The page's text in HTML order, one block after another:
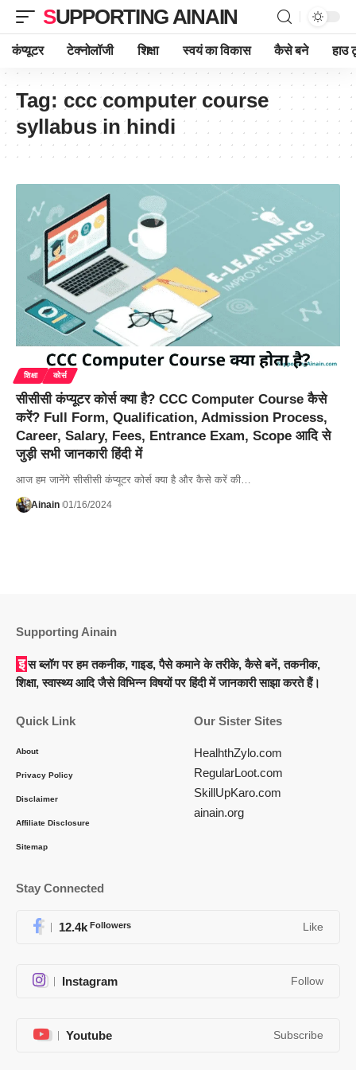
SUPPORTING AINAIN
कंप्यूटर टेक्नोलॉजी शिक्षा स्वयं का विकास कैसे बने हाउ
Tag: ccc computer course
syllabus in hindi
शिक्षा कोर्स
सीसीसी कंप्यूटर कोर्स क्या है? CCC Computer Course कैसे
करें? Full Form, Qualification, Admission Process,
Career, Salary, Fees, Entrance Exam, Scope आदि से
जुड़ी सभी जानकारी हिंदी में
आज हम जानेंगे सीसीसी कंप्यूटर कोर्स क्या है और कैसे करें की…
Ainain 01/16/2024
Supporting Ainain
इस ब्लॉग पर हम तकनीक, गाइड, पैसे कमाने के तरीके, कैसे बनें, तकनीक,
शिक्षा, स्वास्थ्य आदि जैसे विभिन्न विषयों पर हिंदी में जानकारी साझा करते हैं।
Quick Link
About
Privacy Policy
Disclaimer
Affiliate Disclosure
Sitemap
Our Sister Sites
HealhthZylo.com
RegularLoot.com
SkillUpKaro.com
ainain.org
Stay Connected
12.4k Followers Like
Instagram Follow
Youtube Subscribe